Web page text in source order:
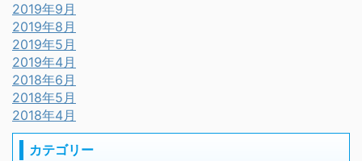
2019年9月
2019年8月
2019年5月
2019年4月
2018年6月
2018年5月
2018年4月
カテゴリー